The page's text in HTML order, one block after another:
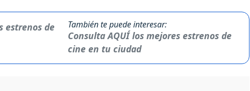
También te puede interesar:
Consulta AQUÍ los mejores estrenos de
cine en tu ciudad